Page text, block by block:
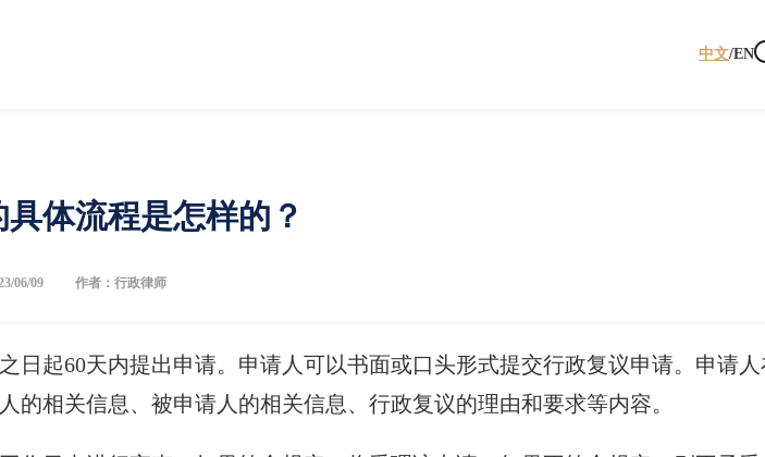
中文/EN
体流程是怎样的？
06/09 作者：行政律师
起60天内提出申请。申请人可以书面或口头形式提交行政复议申请。申请人
相关信息、被申请人的相关信息、行政复议的理由和要求等内容。